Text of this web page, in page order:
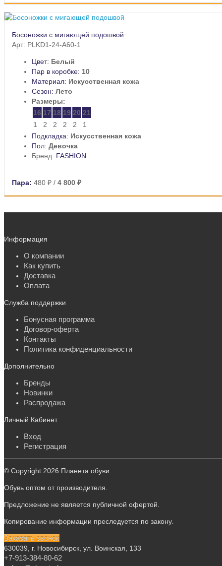
Босоножки с мигающей подошвой
Арт: PLKD1-24-A60-1
Цвет: Белый
Пар в коробке: 10
Материал: Искусственная кожа
Сезон: Лето
Размеры:
16 17 18 19 20 21
1
2 2 2 2
1
Подкладка: Искусственная кожа
Пол: Девочка
Бренд: FASHION
Пара: 480 ₽ / 4 800 ₽
Информация
О компании
Как купить
Доставка
Оплата
Служба поддержки
Бонусная программа
Договор-оферта
Контакты
Политика конфиденциальности
Дополнительно
Бренды
Новинки
Распродажа
Личный Кабинет
Вход
Регистрация
© Copyright 2026 Планета обуви.
Обувь оптом от производителя.
Предложение не является публичной офертой.
Копирование информации преследуется по закону.
Заказать звонок
630039, г. Новосибирск, ул. Воинская, 133
+7-913-384-80-62